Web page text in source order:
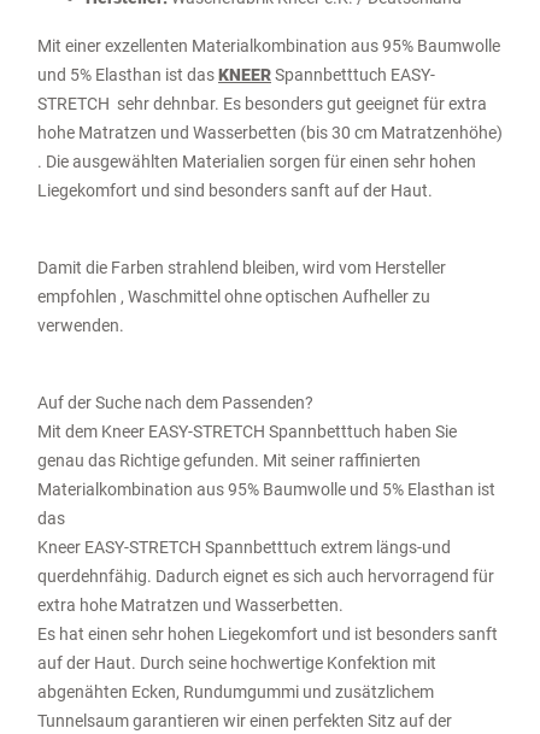
Mit einer exzellenten Materialkombination aus 95% Baumwolle
und 5% Elasthan ist dasKNEERSpannbetttuch EASY-
STRETCH sehr dehnbar. Es besonders gut geeignet für extra
hohe Matratzen und Wasserbetten (bis 30 cm Matratzenhöhe)
. Die ausgewählten Materialien sorgen für einen sehr hohen
Liegekomfort und sind besonders sanft auf der Haut.
Damit die Farben strahlend bleiben, wird vom Hersteller
empfohlen , Waschmittel ohne optischen Aufheller zu
verwenden.
Auf der Suche nach dem Passenden?
Mit dem Kneer EASY-STRETCH Spannbetttuch haben Sie
genau das Richtige gefunden. Mit seiner raffinierten
Materialkombination aus 95% Baumwolle und 5% Elasthan ist
das
Kneer EASY-STRETCH Spannbetttuch extrem längs-und
querdehnfähig. Dadurch eignet es sich auch hervorragend für
extra hohe Matratzen und Wasserbetten.
Es hat einen sehr hohen Liegekomfort und ist besonders sanft
auf der Haut. Durch seine hochwertige Konfektion mit
abgenähten Ecken, Rundumgummi und zusätzlichem
Tunnelsaum garantieren wir einen perfekten Sitz auf der